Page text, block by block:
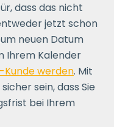
dass das nicht
jetzt schon
neuen Datum
Ihrem Kalender
-Kunde werden. Mit
sein, dass Sie
bei Ihrem